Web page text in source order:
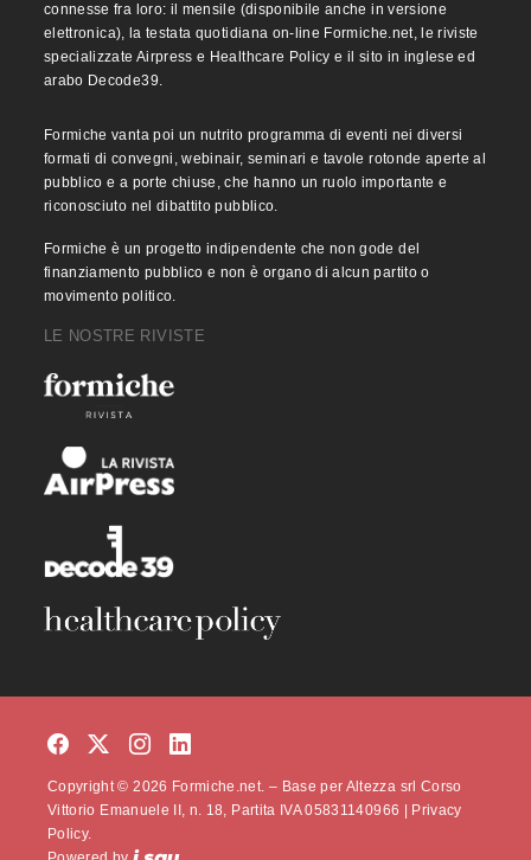
connesse fra loro: il mensile (disponibile anche in versione
elettronica), la testata quotidiana on-line Formiche.net, le riviste
specializzate Airpress e Healthcare Policy e il sito in inglese ed
arabo Decode39.
Formiche vanta poi un nutrito programma di eventi nei diversi
formati di convegni, webinair, seminari e tavole rotonde aperte al
pubblico e a porte chiuse, che hanno un ruolo importante e
riconosciuto nel dibattito pubblico.
Formiche è un progetto indipendente che non gode del
finanziamento pubblico e non è organo di alcun partito o
movimento politico.
LE NOSTRE RIVISTE
Copyright © 2026 Formiche.net. – Base per Altezza srl Corso
Vittorio Emanuele II, n. 18, Partita IVA 05831140966 |
Privacy
Policy.